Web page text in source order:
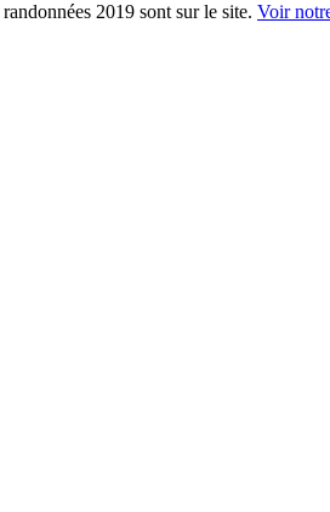
2019 sont sur le site. Voir